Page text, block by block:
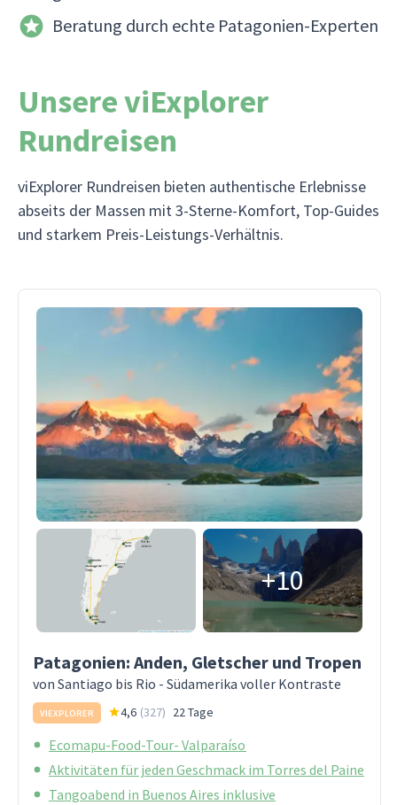
Beratung durch echte Patagonien-Experten
Unsere viExplorer
Rundreisen
viExplorer Rundreisen bieten authentische Erlebnisse
abseits der Massen mit 3-Sterne-Komfort, Top-Guides
und starkem Preis-Leistungs-Verhältnis.
+10
Patagonien: Anden, Gletscher und Tropen
von Santiago bis Rio - Südamerika voller Kontraste
VIEXPLORER 4,6 (327) 22 Tage
Ecomapu-Food-Tour- Valparaíso
Aktivitäten für jeden Geschmack im Torres del Paine
Tangoabend in Buenos Aires inklusive